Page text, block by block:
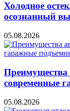
Холодное
осознанный
05.08.2026
Преимущества
современные
05.08.2026